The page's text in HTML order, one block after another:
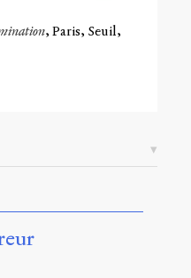
, Paris, Seuil,